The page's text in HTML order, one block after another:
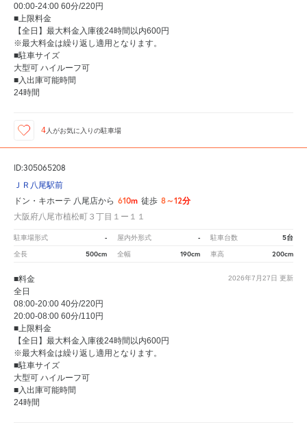
00:00-24:00 60分/220円
■上限料金
【全日】最大料金入庫後24時間以内600円
※最大料金は繰り返し適用となります。
■駐車サイズ
大型可 ハイルーフ可
■入出庫可能時間
24時間
4人がお気に入りの駐車場
ID:305065208
ＪＲ八尾駅前
ドン・キホーテ 八尾店から 610m 徒歩 8～12分
大阪府八尾市植松町３丁目１ー１１
駐車場形式 - 屋内外形式 - 駐車台数 5台
全長 500cm 全幅 190cm 車高 200cm
2026年7月27日 更新
■料金
全日
08:00-20:00 40分/220円
20:00-08:00 60分/110円
■上限料金
【全日】最大料金入庫後24時間以内600円
※最大料金は繰り返し適用となります。
■駐車サイズ
大型可 ハイルーフ可
■入出庫可能時間
24時間